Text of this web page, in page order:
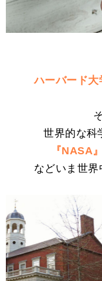
ハーバード
世界的な科
『NASA』
などいま世界